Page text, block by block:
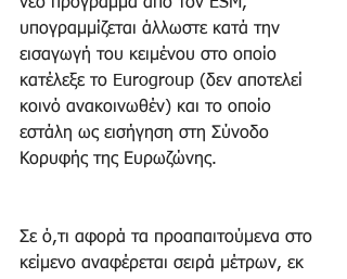
υπογραμμίζεται άλλωστε κατά την
εισαγωγή του κειμένου στο οποίο
κατέλεξε το Eurogroup (δεν αποτελεί
κοινό ανακοινωθέν) και το οποίο
εστάλη ως εισήγηση στη Σύνοδο
Κορυφής της Ευρωζώνης.
Σε ό,τι αφορά τα προαπαιτούμενα στο
κείμενο αναφέρεται σειρά μέτρων, εκ